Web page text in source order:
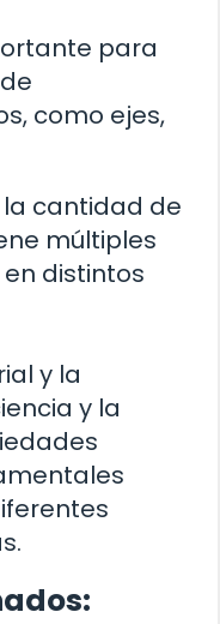
para
como ejes,
la cantidad de
múltiples
distintos
y la
y la